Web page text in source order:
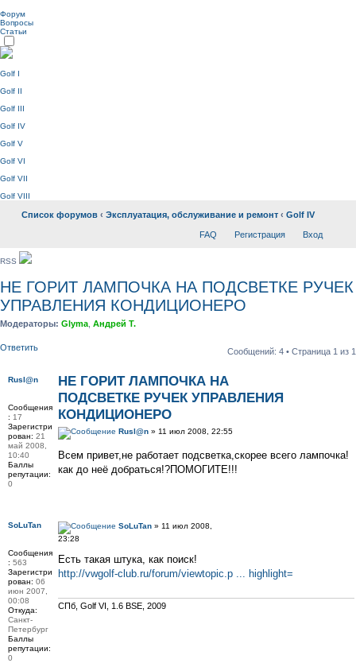
Форум
Вопросы
Статьи
Golf I
Golf II
Golf III
Golf IV
Golf V
Golf VI
Golf VII
Golf VIII
Список форумов ‹ Эксплуатация, обслуживание и ремонт ‹ Golf IV
FAQ Регистрация Вход
RSS
НЕ ГОРИТ ЛАМПОЧКА НА ПОДСВЕТКЕ РУЧЕК
УПРАВЛЕНИЯ КОНДИЦИОНЕРО
Модераторы: Glyma Андрей Т.
Ответить Сообщений: 4 • Страница 1 из 1
НЕ ГОРИТ ЛАМПОЧКА НА
ПОДСВЕТКЕ РУЧЕК УПРАВЛЕНИЯ
КОНДИЦИОНЕРО
Rusl@n » 11 июл 2008, 22:55
Всем привет,не работает подсветка,скорее всего лампочка!
как до неё добраться!?ПОМОГИТЕ!!!
Rusl@n
Сообщения
: 17
Зарегистри
рован: 21
май 2008,
10:40
Баллы
репутации:
0
SoLuTan » 11 июл 2008,
23:28
Есть такая штука, как поиск!
http://vwgolf-club.ru/forum/viewtopic.p ... highlight=
СПб, Golf VI, 1.6 BSE, 2009
SoLuTan
Сообщения
: 563
Зарегистри
рован: 06
июн 2007,
00:08
Откуда:
Санкт-
Петербург
Баллы
репутации:
0